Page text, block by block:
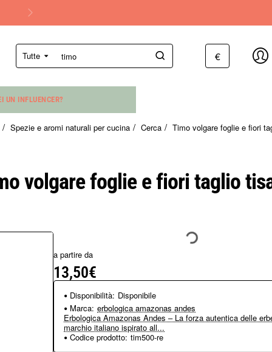
Tutte
Cerca... €
UN INFLUENCER?
volgare foglie e fiori taglio
Spezie e aromi naturali per cucina Cerca Timo volgare foglie e fiori
a partire da
13,50€
Disponibilità: Disponibile
Marca: erbologica amazonas andes
Erbologica Amazonas Andes – La forza autentica delle
marchio italiano ispirato all...
Codice prodotto: tim500-re